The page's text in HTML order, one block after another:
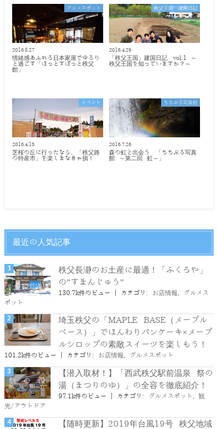
グルメスポット
2016.8.27
情緒感あふれる日本家屋でゆるり
と過ごす「ほっとすぽっと秩父
館」
秩父王国 建国日記
2016.4.29
「秩父王国」建国日記 vol.1 ～
秩父王国を知っていますか？～
イベント
2016.4.15
芝桜の丘に行ったなら、「秩父路
の特産市」を楽しまなきゃ損！
ちちぶる写真館
2016.7.26
森の虹と出会う 「ちちぶる写真
館 ～第二回 虹～」
最近の人気記事
秩父長瀞のお土産に最適！「ふくろや」
の”すまんじゅう”
130.7k件のビュー カテゴリ: お店情報
グルメス
ポット
埼玉秩父の「MAPLE BASE（メープル
ベース）」でほんわりパンケーキ×メープ
ルシロップの素敵スイーツを楽しもう！
101.2k件のビュー カテゴリ: お店情報, グルメスポット
【潜入取材！】「西武秩父駅前温泉 祭の
湯（まつりのゆ）」の全容を徹底紹介！
97.1k件のビュー カテゴリ: グルメスポット , 観
光/アウトドア
【随時更新】2019年台風19号 秩父地域